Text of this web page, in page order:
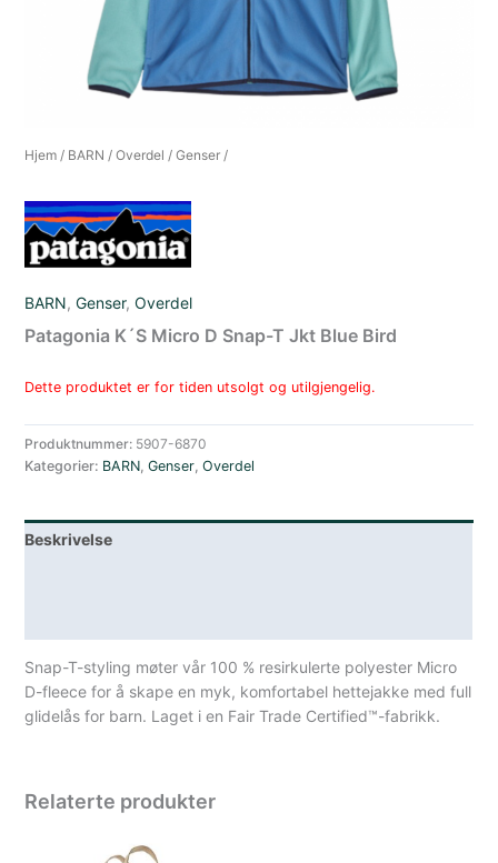
Hjem / BARN /Overdel /Genser /
BARN,Genser,Overdel
Patagonia K´S Micro D Snap-T Jkt Blue Bird
Dette produktet er for tiden utsolgt og utilgjengelig.
Produktnummer: 5907-6870
Kategorier: BARN ,Genser ,Overdel
Beskrivelse
Snap-T-styling møter vår 100 % resirkulerte polyester Micro
D-fleece for å skape en myk, komfortabel hettejakke med full
glidelås for barn. Laget i en Fair Trade Certified™-fabrikk.
Relaterte produkter